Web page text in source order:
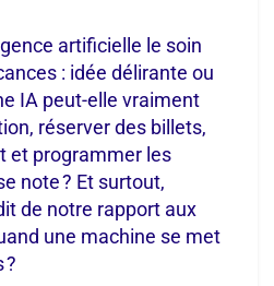
artificielle le soin
: idée délirante ou
IA peut-elle vraiment
réserver des billets,
et programmer les
note ? Et surtout,
de notre rapport aux
une machine se met
?